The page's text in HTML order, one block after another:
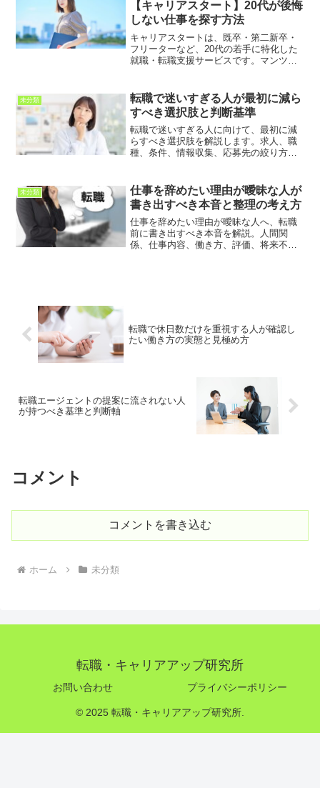
【キャリアスタート】20代が後悔
しない仕事を探す方法
キャリアスタートは、既卒・第二新卒・
フリーターなど、20代の若手に特化した
就職・転職支援サービスです。マンツー
れるのが特徴。利用するメリットや注意
点、向いている人、相談前の準備を詳し
く解説します。
未分類
転職で迷いすぎる人が最初に減ら
すべき選択肢と判断基準
転職で迷いすぎる人に向けて、最初に減
らすべき選択肢を解説します。求人、職
種、条件、情報収集、応募先の絞り方を
未分類
仕事を辞めたい理由が曖昧な人が
書き出すべき本音と整理の考え方
仕事を辞めたい理由が曖昧な人へ、転職
前に書き出すべき本音を解説。人間関
係、仕事内容、働き方、評価、将来不安
転職で休日数だけを重視する人が確認し
たい働き方の実態と見極め方
転職エージェントの提案に流されない人
が持つべき基準と判断軸
コメント
コメントを書き込む
ホーム 未分類
転職・キャリアアップ研究所
お問い合わせ プライバシーポリシー
© 2025 転職・キャリアアップ研究所.